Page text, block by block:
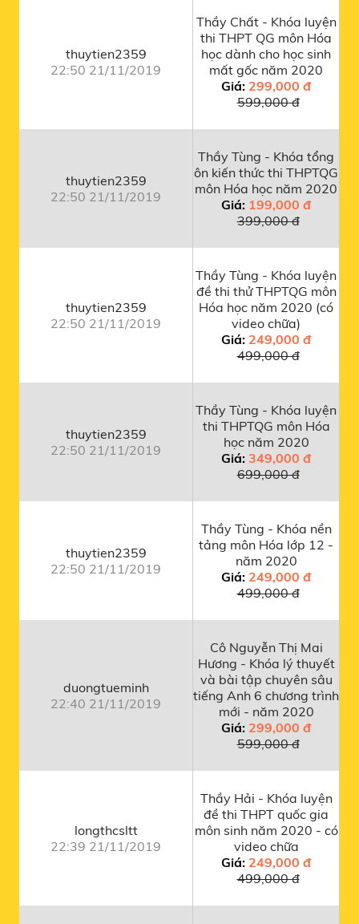
thuytien2359
22:50 21/11/2019
Thầy Chất - Khóa luyện
thi THPT QG môn Hóa
học dành cho học sinh
mất gốc năm 2020
Giá: 299,000 đ
599,000 đ
thuytien2359
22:50 21/11/2019
Thầy Tùng - Khóa tổng
ôn kiến thức thi THPTQG
môn Hóa học năm 2020
Giá: 199,000 đ
399,000 đ
thuytien2359
22:50 21/11/2019
Thầy Tùng - Khóa luyện
đề thi thử THPTQG môn
Hóa học năm 2020 (có
video chữa)
Giá: 249,000 đ
499,000 đ
thuytien2359
22:50 21/11/2019
Thầy Tùng - Khóa luyện
thi THPTQG môn Hóa
học năm 2020
Giá: 349,000 đ
699,000 đ
thuytien2359
22:50 21/11/2019
Thầy Tùng - Khóa nền
tảng môn Hóa lớp 12 -
năm 2020
Giá: 249,000 đ
499,000 đ
duongtueminh
22:40 21/11/2019
Cô Nguyễn Thị Mai
Hương - Khóa lý thuyết
và bài tập chuyên sâu
tiếng Anh 6 chương trình
mới - năm 2020
Giá: 299,000 đ
599,000 đ
longthcsltt
22:39 21/11/2019
Thầy Hải - Khóa luyện
đề thi THPT quốc gia
môn sinh năm 2020 - có
video chữa
Giá: 249,000 đ
499,000 đ